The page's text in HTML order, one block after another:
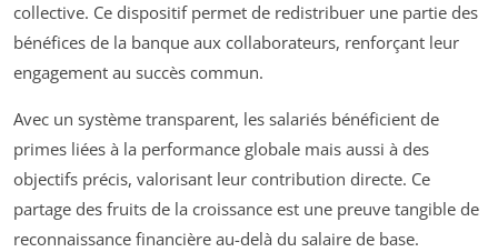
collective. Ce dispositif permet de redistribuer une partie des
bénéfices de la banque aux collaborateurs, renforçant leur
engagement au succès commun.
Avec un système transparent, les salariés bénéficient de
primes liées à la performance globale mais aussi à des
objectifs précis, valorisant leur contribution directe. Ce
partage des fruits de la croissance est une preuve tangible de
reconnaissance financière au-delà du salaire de base.